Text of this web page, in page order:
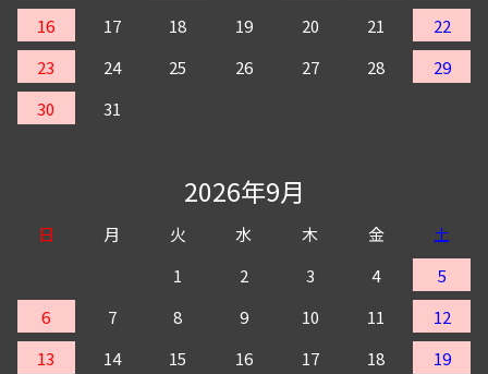
16
17 18 19 20 21
22
23
24 25 26 27 28
29
30
31
2026年9月
日 月 火 水 木 金
土
1
2 3 4
5
6
7 8 9 10 11
12
13
14 15 16 17 18
19